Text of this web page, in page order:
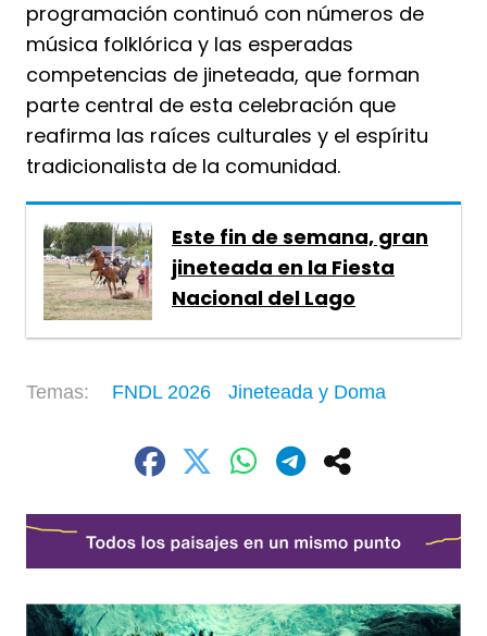
programación continuó con números de
música folklórica y las esperadas
competencias de jineteada, que forman
parte central de esta celebración que
reafirma las raíces culturales y el espíritu
tradicionalista de la comunidad.
Este fin de semana, gran
jineteada en la Fiesta
Nacional del Lago
FNDL 2026 Jineteada y Doma